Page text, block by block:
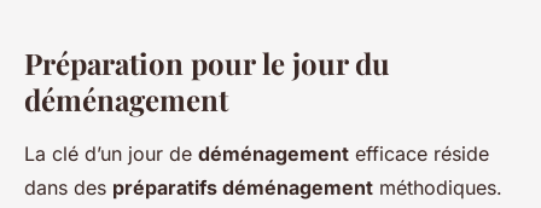
Préparation pour le jour du
déménagement
La clé d’un jour de déménagement efficace réside
dans des préparatifs déménagement méthodiques.